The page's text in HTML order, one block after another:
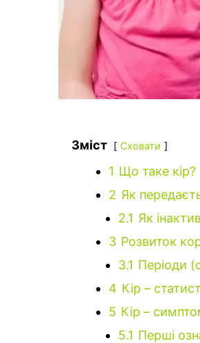
Зміст Сховати
1 Що таке кір?
2 Як
2.1 Як
3 Розвиток
3.1 Періоди
4 Кір –
5 Кір –
5.1 Перші